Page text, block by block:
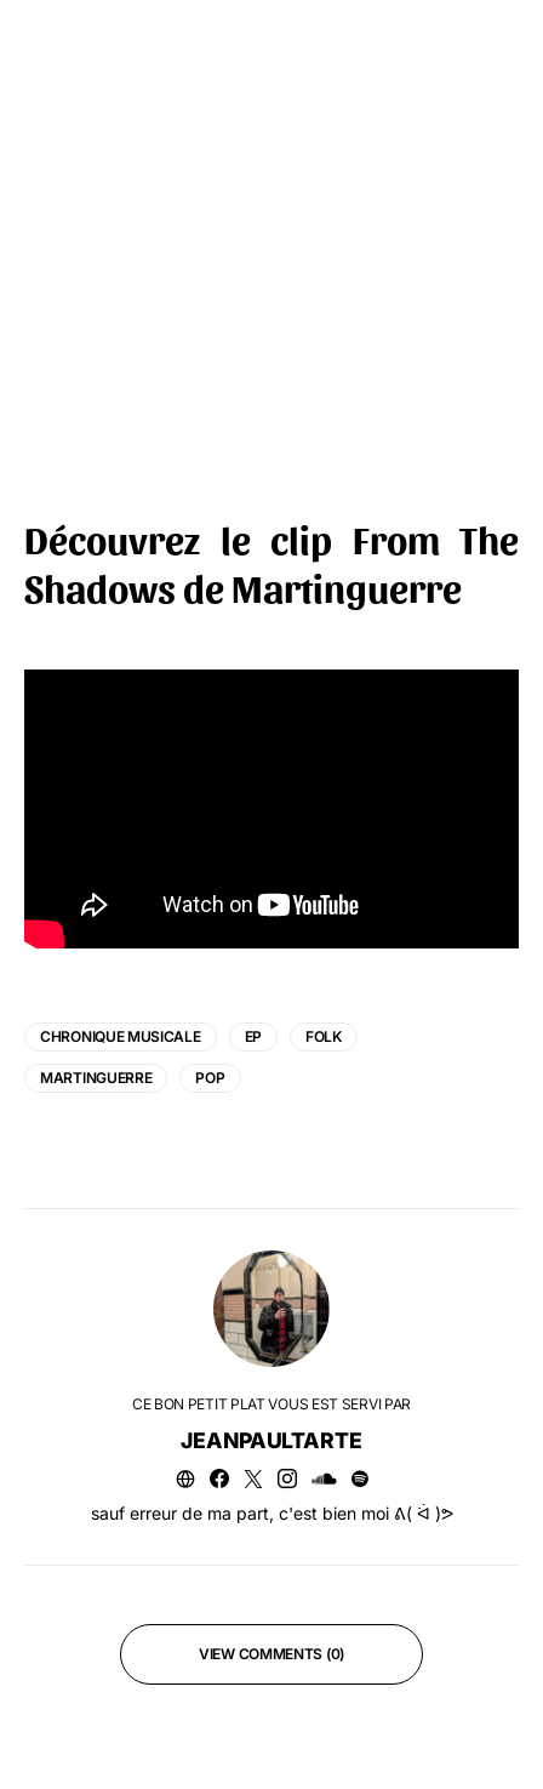
Découvrez le clip From The
Shadows de Martinguerre
CHRONIQUE MUSICALE EP FOLK
MARTINGUERRE POP
CE BON PETIT PLAT VOUS EST SERVI PAR
JEANPAULTARTE
sauf erreur de ma part, c'est bien moi ᕕ( ᐛ )ᕗ
VIEW COMMENTS (0)